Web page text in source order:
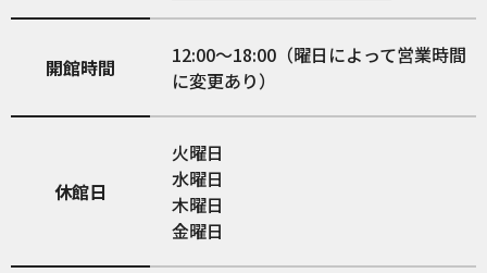
開館時間
12:00〜18:00（曜日によって営業時間
に変更あり）
休館日
火曜日
水曜日
木曜日
金曜日